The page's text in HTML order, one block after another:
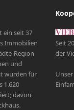
ein seit 37
Immobilien
Region
und
wurden für
1.620
davon
Seit
der